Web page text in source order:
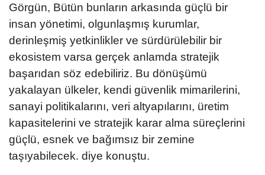
Görgün, Bütün bunların arkasında güçlü bir
insan yönetimi, olgunlaşmış kurumlar,
derinleşmiş yetkinlikler ve sürdürülebilir bir
ekosistem varsa gerçek anlamda stratejik
başarıdan söz edebiliriz. Bu dönüşümü
yakalayan ülkeler, kendi güvenlik mimarilerini,
sanayi politikalarını, veri altyapılarını, üretim
kapasitelerini ve stratejik karar alma süreçlerini
güçlü, esnek ve bağımsız bir zemine
taşıyabilecek. diye konuştu.